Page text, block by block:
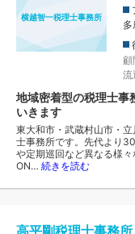
横越智一税理士事務所
流
地域密着型の税理士事
いきます
東大和市・武蔵村山市・
士事務所です。先代より
や定期巡回など異なる様
ON… 続きを読む
高平剛税理士事務所